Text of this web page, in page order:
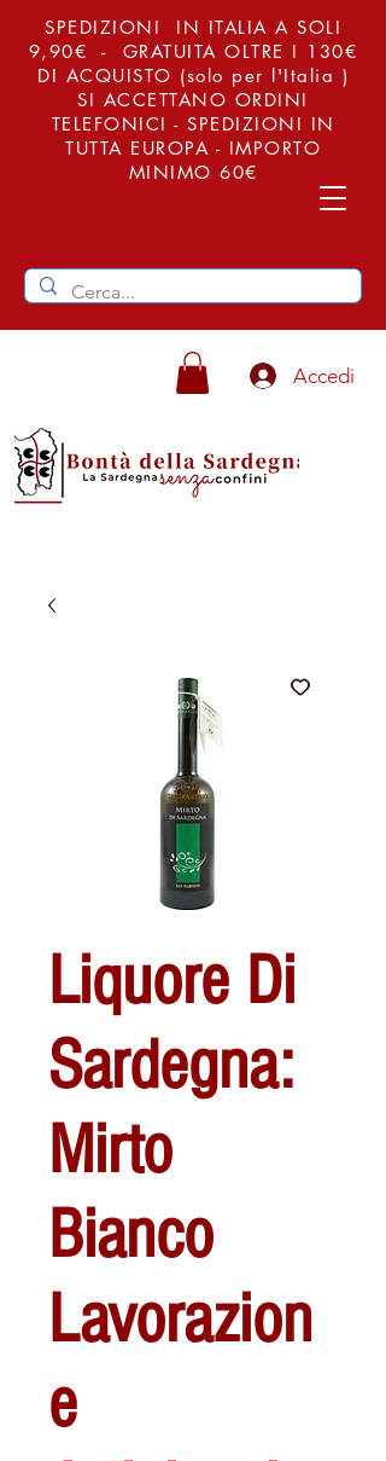
SPEDIZIONI IN ITALIA A SOLI
9,90€ - GRATUITA OLTRE I 130€
DI ACQUISTO (solo per l'Italia )
SI ACCETTANO ORDINI
TELEFONICI - SPEDIZIONI IN
TUTTA EUROPA - IMPORTO
MINIMO 60€
Accedi
Liquore Di
Sardegna:
Mirto
Bianco
Lavorazion
e